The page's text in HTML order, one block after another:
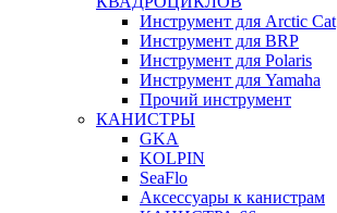
Инструмент для Arctic Cat
Инструмент для BRP
Инструмент для Polaris
Инструмент для Yamaha
Прочий инструмент
КАНИСТРЫ
GKA
KOLPIN
SeaFlo
Аксессуары к канистрам